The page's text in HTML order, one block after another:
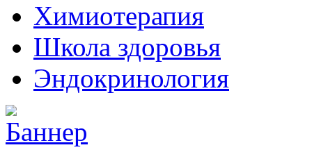
Химиoтерапия
Школа здоровья
Эндокринология